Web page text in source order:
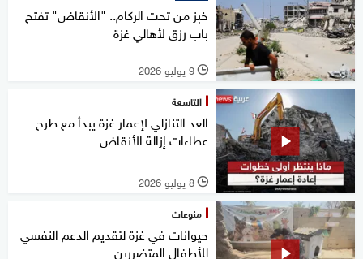
خبز من تحت الركام.. "الأنقاض" تفتح
باب رزق لأهالي غزة
l 9 يوليو 2026
التاسعة
العد التنازلي لإعمار غزة يبدأ مع طرح
عطاءات إزالة الأنقاض
l 8 يوليو 2026
منوعات
حيوانات في غزة لتقديم الدعم النفسي
للأطفال المتضررين